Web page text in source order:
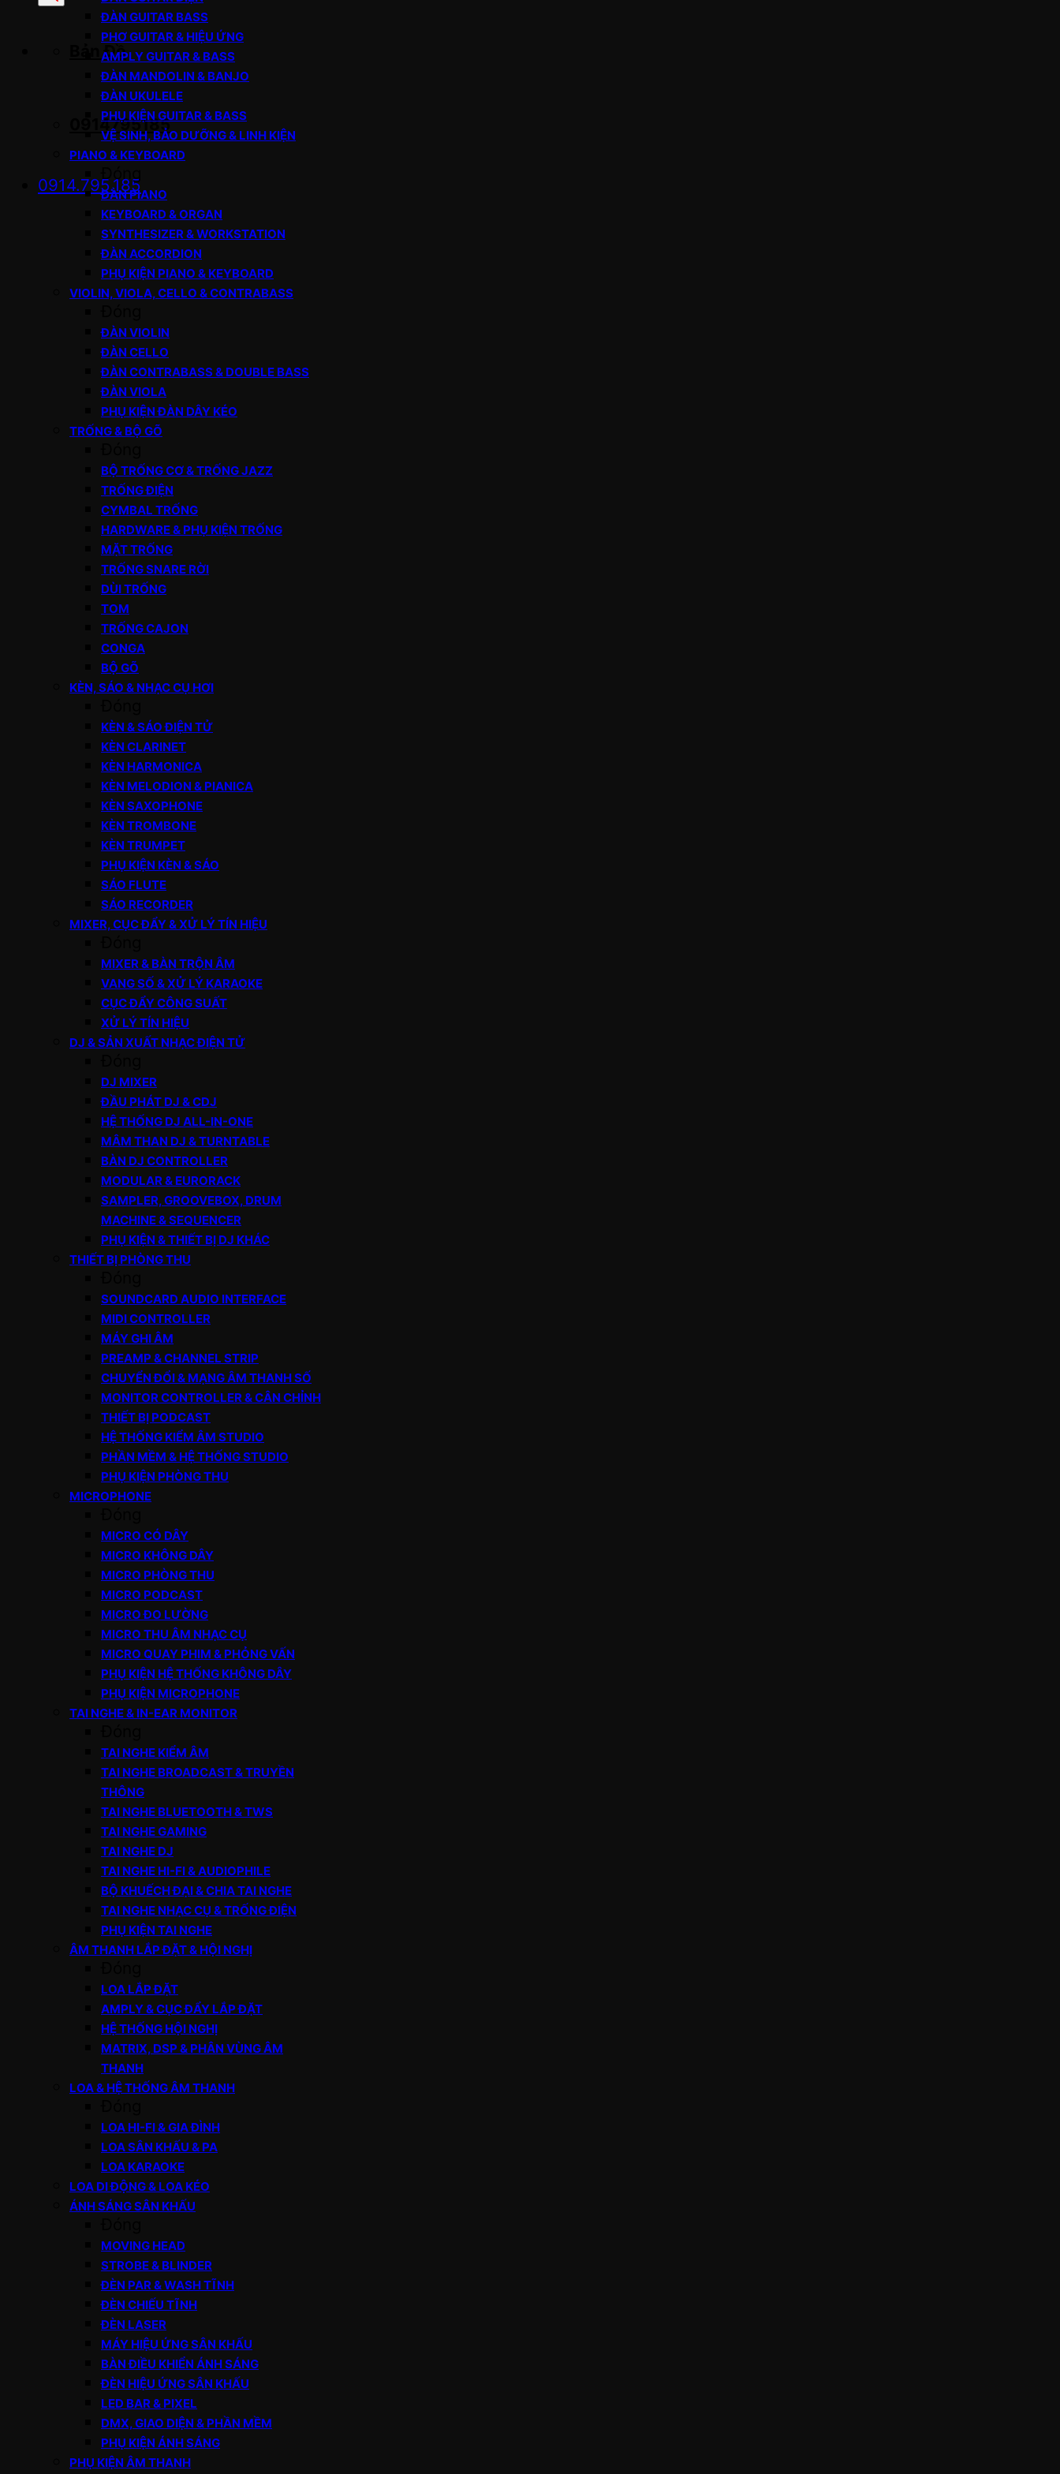
Bản Đồ
0914795185
0914.795.185
ĐÀN GUITAR BASS
PHƠ GUITAR & HIỆU ỨNG
AMPLY GUITAR & BASS
ĐÀN MANDOLIN & BANJO
ĐÀN UKULELE
PHỤ KIỆN GUITAR & BASS
VỆ SINH, BẢO DƯỠNG & LINH KIỆN
PIANO & KEYBOARD
ĐÀN PIANO
KEYBOARD & ORGAN
SYNTHESIZER & WORKSTATION
ĐÀN ACCORDION
PHỤ KIỆN PIANO & KEYBOARD
VIOLIN, VIOLA, CELLO & CONTRABASS
ĐÀN VIOLIN
ĐÀN CELLO
ĐÀN CONTRABASS & DOUBLE BASS
ĐÀN VIOLA
PHỤ KIỆN ĐÀN DÂY KÉO
TRỐNG & BỘ GÕ
BỘ TRỐNG CƠ & TRỐNG JAZZ
TRỐNG ĐIỆN
CYMBAL TRỐNG
HARDWARE & PHỤ KIỆN TRỐNG
MẶT TRỐNG
TRỐNG SNARE RỜI
DÙI TRỐNG
TOM
TRỐNG CAJON
CONGA
BỘ GÕ
KÈN, SÁO & NHẠC CỤ HƠI
KÈN & SÁO ĐIỆN TỬ
KÈN CLARINET
KÈN HARMONICA
KÈN MELODION & PIANICA
KÈN SAXOPHONE
KÈN TROMBONE
KÈN TRUMPET
PHỤ KIỆN KÈN & SÁO
SÁO FLUTE
SÁO RECORDER
MIXER, CỤC ĐẨY & XỬ LÝ TÍN HIỆU
MIXER & BÀN TRỘN ÂM
VANG SỐ & XỬ LÝ KARAOKE
CỤC ĐẨY CÔNG SUẤT
XỬ LÝ TÍN HIỆU
DJ & SẢN XUẤT NHẠC ĐIỆN TỬ
DJ MIXER
ĐẦU PHÁT DJ & CDJ
HỆ THỐNG DJ ALL-IN-ONE
MÂM THAN DJ & TURNTABLE
BÀN DJ CONTROLLER
MODULAR & EURORACK
SAMPLER, GROOVEBOX, DRUM
MACHINE & SEQUENCER
PHỤ KIỆN & THIẾT BỊ DJ KHÁC
THIẾT BỊ PHÒNG THU
SOUNDCARD AUDIO INTERFACE
MIDI CONTROLLER
MÁY GHI ÂM
PREAMP & CHANNEL STRIP
CHUYỂN ĐỔI & MẠNG ÂM THANH SỐ
MONITOR CONTROLLER & CÂN CHỈNH
THIẾT BỊ PODCAST
HỆ THỐNG KIỂM ÂM STUDIO
PHẦN MỀM & HỆ THỐNG STUDIO
PHỤ KIỆN PHÒNG THU
MICROPHONE
MICRO CÓ DÂY
MICRO KHÔNG DÂY
MICRO PHÒNG THU
MICRO PODCAST
MICRO ĐO LƯỜNG
MICRO THU ÂM NHẠC CỤ
MICRO QUAY PHIM & PHỎNG VẤN
PHỤ KIỆN HỆ THỐNG KHÔNG DÂY
PHỤ KIỆN MICROPHONE
TAI NGHE & IN-EAR MONITOR
TAI NGHE KIỂM ÂM
TAI NGHE BROADCAST & TRUYỀN
THÔNG
TAI NGHE BLUETOOTH & TWS
TAI NGHE GAMING
TAI NGHE DJ
TAI NGHE HI-FI & AUDIOPHILE
BỘ KHUẾCH ĐẠI & CHIA TAI NGHE
TAI NGHE NHẠC CỤ & TRỐNG ĐIỆN
PHỤ KIỆN TAI NGHE
ÂM THANH LẮP ĐẶT & HỘI NGHỊ
LOA LẮP ĐẶT
AMPLY & CỤC ĐẨY LẮP ĐẶT
HỆ THỐNG HỘI NGHỊ
MATRIX, DSP & PHÂN VÙNG ÂM
THANH
LOA & HỆ THỐNG ÂM THANH
LOA HI-FI & GIA ĐÌNH
LOA SÂN KHẤU & PA
LOA KARAOKE
LOA DI ĐỘNG & LOA KÉO
ÁNH SÁNG SÂN KHẤU
MOVING HEAD
STROBE & BLINDER
ĐÈN PAR & WASH TĨNH
ĐÈN CHIẾU TĨNH
ĐÈN LASER
MÁY HIỆU ỨNG SÂN KHẤU
BÀN ĐIỀU KHIỂN ÁNH SÁNG
ĐÈN HIỆU ỨNG SÂN KHẤU
LED BAR & PIXEL
DMX, GIAO DIỆN & PHẦN MỀM
PHỤ KIỆN ÁNH SÁNG
PHỤ KIỆN ÂM THANH